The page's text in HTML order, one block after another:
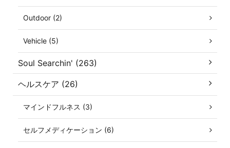
Outdoor (2)
Vehicle (5)
Soul Searchin' (263)
ヘルスケア (26)
マインドフルネス (3)
セルフメディケーション (6)